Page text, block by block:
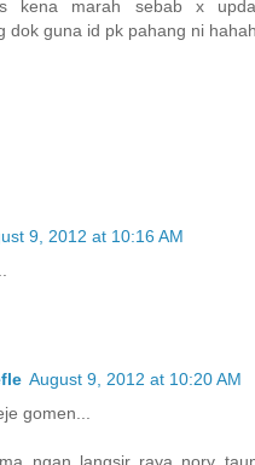
kena marah sebab x
dok guna id pk pahang ni
9, 2012 at 10:16 AM
August 9, 2012 at 10:20 AM
gomen...